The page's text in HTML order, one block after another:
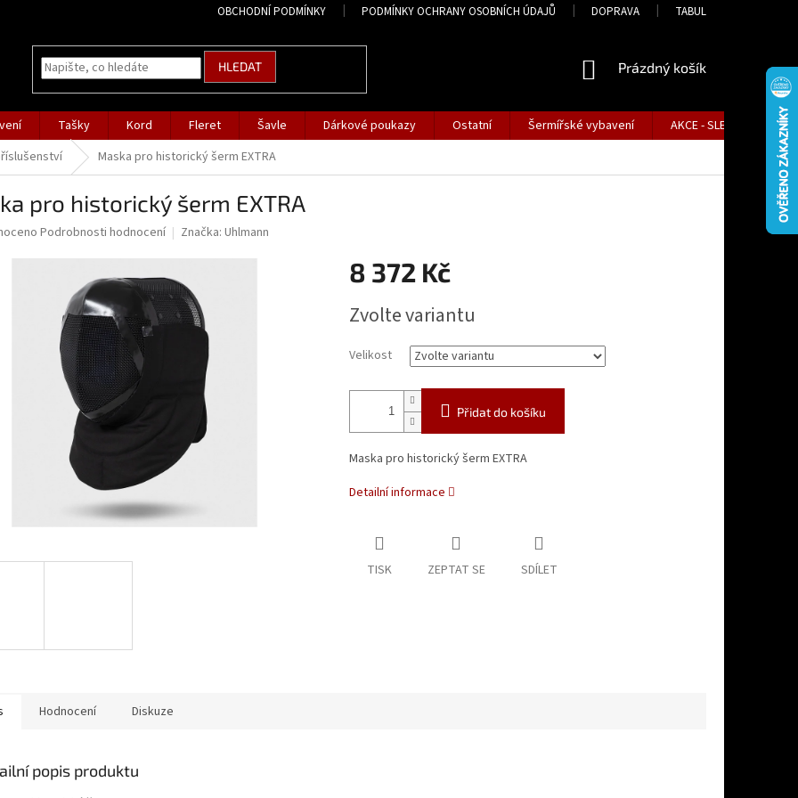
OBCHODNÍ PODMÍNKY PODMÍNKY OCHRANY OSOBNÍCH ÚDAJŮ DOPRAVA TABULKA VELIKOSTÍ
HLEDAT
NÁKUPNÍ
Prázdný košík
Tašky Kord Fleret Šavle Dárkové poukazy Ostatní Šermířské vybavení AKCE - SLEVY
Maska pro historický šerm EXTRA
pro historický šerm EXTRA
Podrobnosti hodnocení Značka: Uhlmann
8 372 Kč
cena:
Zvolte variantu
Velikost
Přidat do košíku
Maska pro historický šerm EXTRA
Detailní informace
TISK ZEPTAT SE SDÍLET
Hodnocení Diskuze
popis produktu